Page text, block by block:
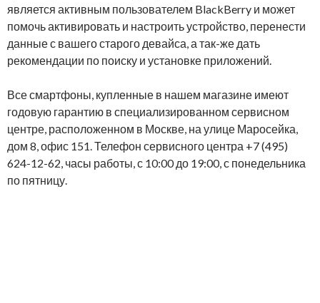
является активным пользователем BlackBerry и может
помочь активировать и настроить устройство, перенести
данные с вашего старого девайса, а так-же дать
рекомендации по поиску и установке приложений.
Все смартфоны, купленные в нашем магазине имеют
годовую гарантию в специализированном сервисном
центре, расположенном в Москве, на улице Маросейка,
дом 8, офис 151. Телефон сервисного центра +7 (495)
624-12-62, часы работы, с 10:00 до 19:00, с понедельника
по пятницу.